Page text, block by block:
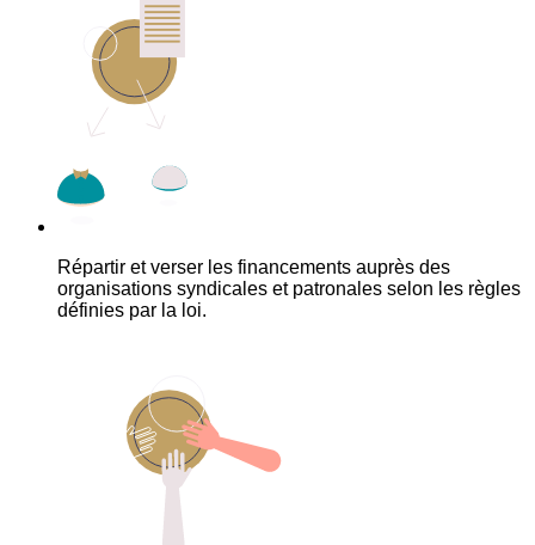
Répartir et verser les financements auprès des
organisations syndicales et patronales selon les règles
définies par la loi.